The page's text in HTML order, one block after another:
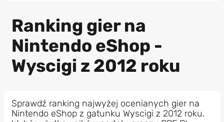
Ranking gier na
Nintendo eShop -
Wyscigi z 2012 roku
Sprawdź ranking najwyżej ocenianych gier na
Nintendo eShop z gatunku Wyscigi z 2012 roku.